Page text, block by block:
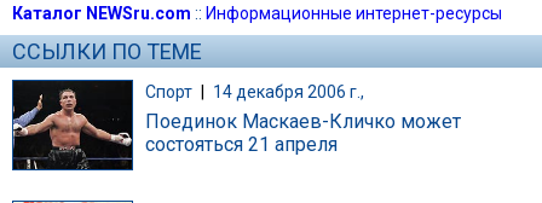
Каталог NEWSru.com :: Информационные интернет-ресурсы
ССЫЛКИ ПО ТЕМЕ
Спорт | 14 декабря 2006 г.,
Поединок Маскаев-Кличко может
состояться 21 апреля